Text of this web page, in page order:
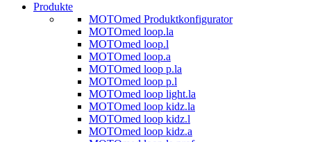
Produkte
MOTOmed Produktkonfigurator
MOTOmed loop.la
MOTOmed loop.l
MOTOmed loop.a
MOTOmed loop p.la
MOTOmed loop p.l
MOTOmed loop light.la
MOTOmed loop kidz.la
MOTOmed loop kidz.l
MOTOmed loop kidz.a